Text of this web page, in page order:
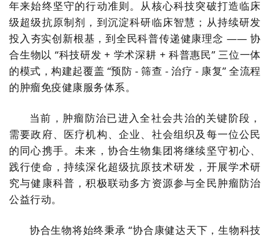
年来始终坚守的行动准则。从核心科技突破打造临床
级超级抗原制剂，到沉淀科研临床智慧；从持续研发
投入夯实创新根基，到全民科普传递健康理念 —— 协
合生物以 “科技研发 + 学术深耕 + 科普惠民” 三位一体
的模式，构建起覆盖 “预防 - 筛查 - 治疗 - 康复” 全流程
的肿瘤免疫健康服务体系。
当前，肿瘤防治已进入全社会共治的关键阶段，
需要政府、医疗机构、企业、社会组织及每一位公民
的同心携手。未来，协合生物集团将继续坚守初心、
践行使命，持续深化超级抗原技术研发，开展学术研
究与健康科普，积极联动多方资源参与全民肿瘤防治
公益行动。
协合生物将始终秉承 “协合康健达天下，生物科技